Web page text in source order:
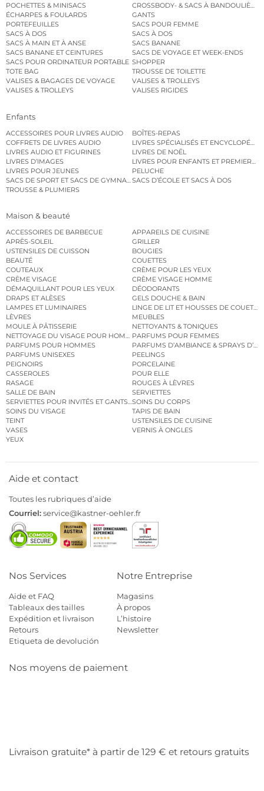
POCHETTES & MINISACS
CROSSBODY- & SACS À BANDOULIÈRE
ÉCHARPES & FOULARDS
GANTS
PORTEFEUILLES
SACS POUR FEMME
SACS À DOS
SACS À DOS
SACS À MAIN ET À ANSE
SACS BANANE
SACS BANANE ET CEINTURES
SACS DE VOYAGE ET WEEK-ENDS
SACS POUR ORDINATEUR PORTABLE SHOPPER
TOTE BAG
TROUSSE DE TOILETTE
VALISES & BAGAGES DE VOYAGE
VALISES & TROLLEYS
VALISES & TROLLEYS
VALISES RIGIDES
Enfants
ACCESSOIRES POUR LIVRES AUDIO
BOÎTES-REPAS
COFFRETS DE LIVRES AUDIO
LIVRES SPÉCIALISÉS ET
LIVRES AUDIO ET FIGURINES
LIVRES DE NOËL
LIVRES D’IMAGES
LIVRES POUR ENFANTS ET PREMIERS
LIVRES POUR JEUNES
PELUCHE
SACS DE SPORT ET SACS DE GYMNASTIQUESACS D’ÉCOLE ET SACS À DOS
TROUSSE & PLUMIERS
Maison & beauté
ACCESSOIRES DE BARBECUE
APPAREILS DE CUISINE
APRÈS-SOLEIL
GRILLER
USTENSILES DE CUISSON
BOUGIES
BEAUTÉ
COUETTES
COUTEAUX
CRÈME POUR LES YEUX
CRÈME VISAGE
CRÈME VISAGE HOMME
DÉMAQUILLANT POUR LES YEUX
DÉODORANTS
DRAPS ET ALÈSES
GELS DOUCHE & BAIN
LAMPES ET LUMINAIRES
LINGE DE LIT ET HOUSSES DE COUETTE
LÈVRES
MEUBLES
MOULE À PÂTISSERIE
NETTOYANTS & TONIQUES
NETTOYAGE DU VISAGE POUR HOMMESPARFUMS POUR FEMMES
PARFUMS POUR HOMMES
PARFUMS D’AMBIANCE & SPRAYS
PARFUMS UNISEXES
PEELINGS
PEIGNOIRS
PORCELAINE
CASSEROLES
POUR ELLE
RASAGE
ROUGES À LÈVRES
SALLE DE BAIN
SERVIETTES
SERVIETTES POUR INVITÉS ET GANTS DE TOILETTE
SOINS DU CORPS
SOINS DU VISAGE
TAPIS DE BAIN
TEINT
USTENSILES DE CUISINE
VASES
VERNIS À ONGLES
YEUX
Aide et contact
Toutes les rubriques d’aide
Courriel:service@kastner-oehler.fr
Nos Services
Aide et FAQ
Tableaux des tailles
Expédition et livraison
Retours
Etiqueta de devolución
Notre Entreprise
Magasins
À propos
L’histoire
Newsletter
Nos moyens de paiement
Livraison gratuite* à partir de 129 € et retours gratuits